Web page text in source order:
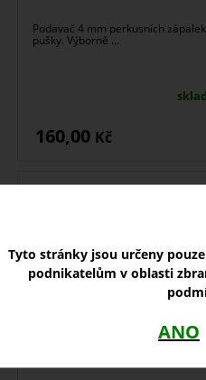
Podavač 4 mm perkusních
pušky. Výborně ...
160,00 Kč
Tyto stránky jsou určeny
podnikatelům v oblasti
ANO